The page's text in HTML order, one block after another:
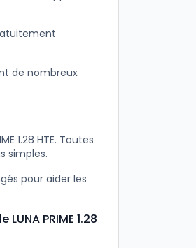
de nombreux
1.28 HTE. Toutes
simples.
pour aider les
PRIME 1.28